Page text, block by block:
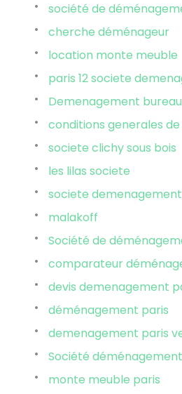
société de
cherche déménageur
location monte meuble
paris 12 societe
Demenagement bureau
conditions generales
societe clichy sous bois
les lilas societe
societe
malakoff
Société de
comparateur
devis demenagement
déménagement paris
demenagement paris
Société déménagement
monte meuble paris